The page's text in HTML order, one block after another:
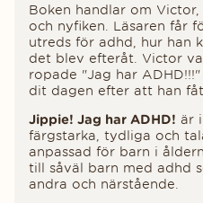
Boken handlar om
och nyfiken. Läsaren får
utreds för adhd, hur han
det blev efteråt. Victor
ropade "Jag har
dit dagen efter att han
Jippie! Jag har ADHD! är
färgstarka, tydliga och
anpassad för barn i
till såväl barn med adhd
andra och närstående.